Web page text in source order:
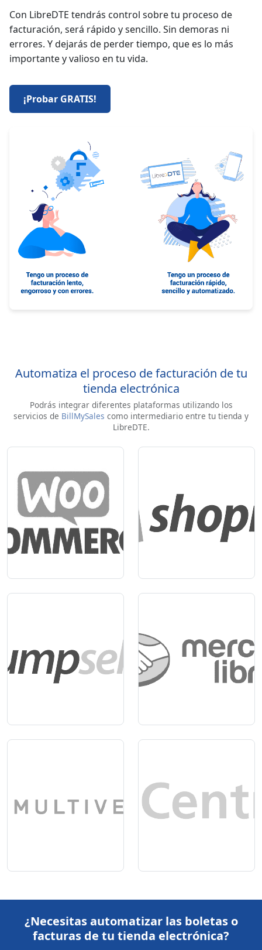
Con LibreDTE tendrás control sobre tu proceso de
facturación, será rápido y sencillo. Sin demoras ni
errores. Y dejarás de perder tiempo, que es lo más
importante y valioso en tu vida.
¡Probar GRATIS!
Automatiza el proceso de facturación de tu
tienda electrónica
Podrás integrar diferentes plataformas utilizando los
servicios de BillMySales como intermediario entre tu tienda y
LibreDTE.
¿Necesitas automatizar las boletas o
facturas de tu tienda electrónica?